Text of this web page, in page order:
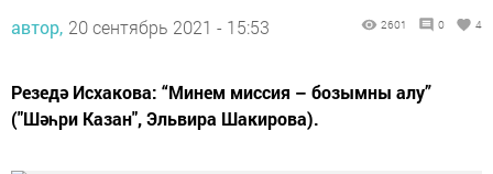
автор, 20 сентябрь 2021 - 15:53 2601 0 4
Резедә Исхакова: “Минем миссия – бозымны алу”
("Шәһри Казан", Эльвира Шакирова).